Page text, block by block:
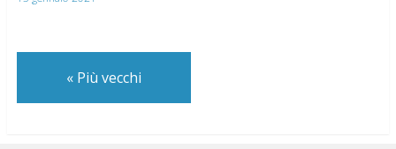
«Più vecchi